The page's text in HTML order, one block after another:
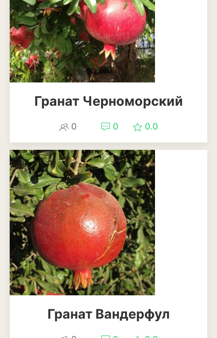
Редис
Редька
Репа
Салат
Сельдерей
Тыква
Цветная капуста
Чеснок
Шпинат
Плодовые деревья и
кустарники
Абрикосы
Айва
Актинидия
Гранат Черноморский
0 0 0.0
Гранат Вандерфул